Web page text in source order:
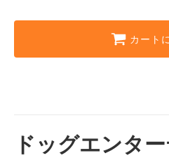
カート
ドッグエンタ